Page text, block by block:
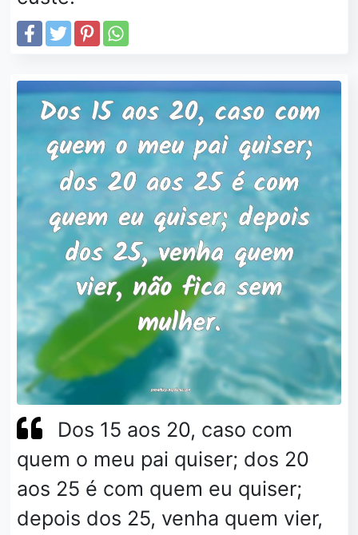
Dos 15 aos 20, caso com
quem o meu pai quiser; dos 20
aos 25 é com quem eu quiser;
depois dos 25, venha quem vier,